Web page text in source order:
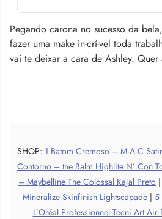
Pegando carona no sucesso da
fazer uma make in-crí-vel toda
vai te deixar a cara de Ashley.
SHOP: 1 Batom Cremoso – M·A·C
Contorno – the Balm Highlite N’ Con
– Maybelline The Colossal Kajal Preto |
Mineralize Skinfinish Lightscapade | 5
L’Oréal Professionnel Tecni Art Air